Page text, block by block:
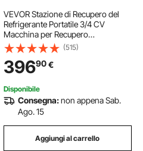
VEVOR Stazione di Recupero del
Refrigerante Portatile 3/4 CV
Macchina per Recupero
Refrigerante Monocilindrico per
Impianti di Climatizzazione
Residenziale Auto, Velocità 1450
giri/min 0–40 ℃
(515)
39690€
Disponibile
Consegna:non appena Sab.
Ago. 15
Aggiungi al carrello